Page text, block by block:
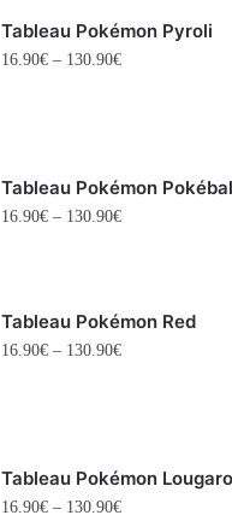
Tableau Pokémon Pyroli
16.90€– 130.90€
Tableau Pokémon
16.90€– 130.90€
Tableau Pokémon Red
16.90€– 130.90€
Tableau Pokémon
16.90€– 130.90€